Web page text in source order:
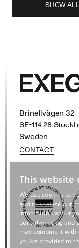
SHOW ALL
Brinellvägen 32
SE-114 28
Sweden
CONTACT
(opens in
This website
We use cookies to
and to analyse our
information about
our advertising and
may combine it
you’ve provided to